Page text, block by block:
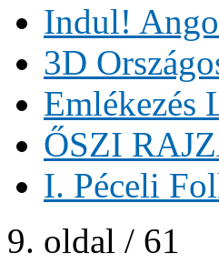
Indul!
3D
Emlékezés
ŐSZI
I. Péceli
9. oldal / 61